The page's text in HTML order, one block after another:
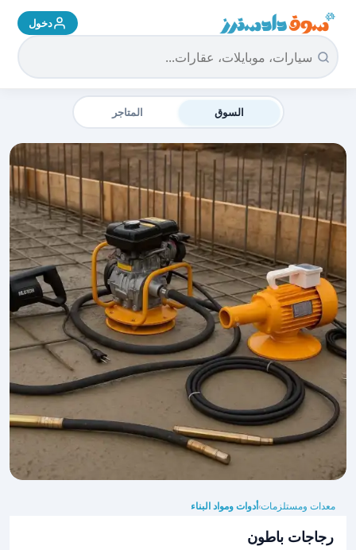
سوق دادسترز الرئيسية دخول
السوق المتاجر
معدات ومستلزمات›أدوات ومواد البناء
رجاجات باطون